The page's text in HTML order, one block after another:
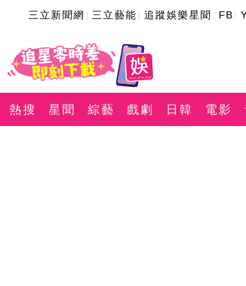
三立新聞網 三立藝能 追蹤娛樂星聞 FB
熱搜 星聞 綜藝 戲劇 日韓 電影